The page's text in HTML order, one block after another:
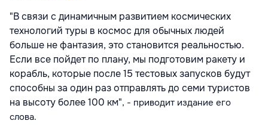
"В связи с динамичным развитием космических
технологий туры в космос для обычных людей
больше не фантазия, это становится реальностью.
Если все пойдет по плану, мы подготовим ракету и
корабль, которые после 15 тестовых запусков будут
способны за один раз отправлять до семи туристов
на высоту более 100 км", - приводит издание его
слова.